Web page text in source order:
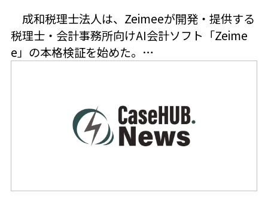
成和税理士法人は、Zeimeeが開発・提供する
税理士・会計事務所向けAI会計ソフト「Zeime
e」の本格検証を始めた。…